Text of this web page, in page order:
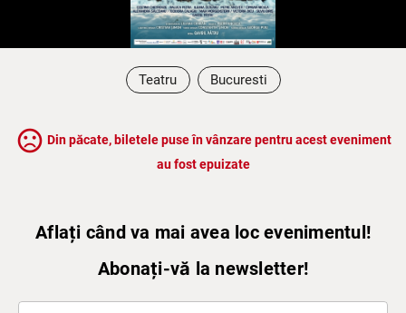
Teatru Bucuresti
sentiment_very_dissatisfied Din păcate, biletele puse în vânzare pentru acest eveniment
au fost epuizate
Aflați când va mai avea loc evenimentul!
Abonați-vă la newsletter!